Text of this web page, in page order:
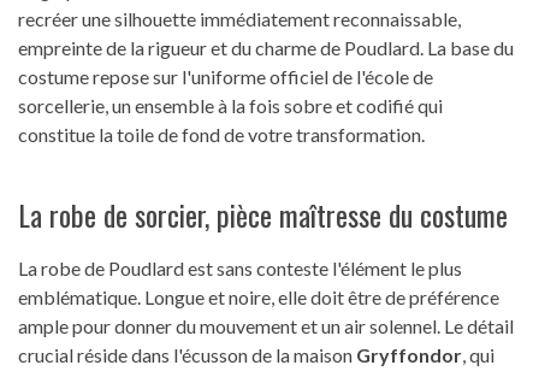
recréer une silhouette immédiatement reconnaissable,
empreinte de la rigueur et du charme de Poudlard. La base du
costume repose sur l'uniforme officiel de l'école de
sorcellerie, un ensemble à la fois sobre et codifié qui
constitue la toile de fond de votre transformation.
La robe de sorcier, pièce maîtresse du costume
La robe de Poudlard est sans conteste l'élément le plus
emblématique. Longue et noire, elle doit être de préférence
ample pour donner du mouvement et un air solennel. Le détail
crucial réside dans l'écusson de la maison Gryffondor, qui